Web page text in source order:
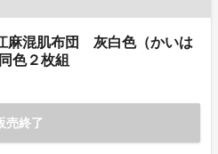
麻混肌布団 灰白色（かいは
色２枚組
売終了